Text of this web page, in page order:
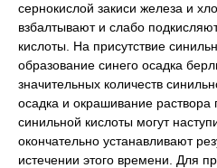
сернокислой закиси железа и
взбалтывают и слабо
кислоты. На присутствие
образование синего осадка
значительных количеств
осадка и окрашивание раствора
синильной кислоты могут
окончательно устанавливают
истечении этого времени. Для